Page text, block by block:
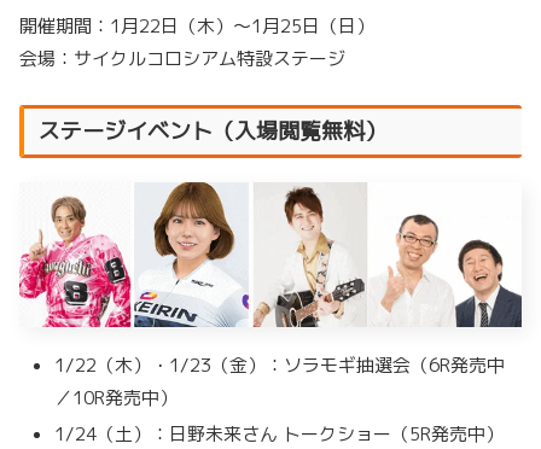
開催期間：1月22日（木）〜1月25日（日）
会場：サイクルコロシアム特設ステージ
ステージイベント（入場閲覧無料）
1/22（木）・1/23（金）：ソラモギ抽選会（6R発売中
／10R発売中）
1/24（土）：日野未来さん トークショー（5R発売中）